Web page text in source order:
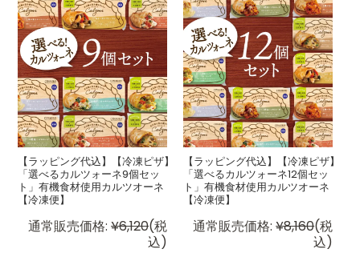
【ラッピング代込】【冷凍ピザ】
「選べるカルツォーネ9個セッ
ト」有機食材使用カルツオーネ
【冷凍便】
通常販売価格: ¥6,120(税
込)
【ラッピング代込】【冷凍ピザ】
「選べるカルツォーネ12個セッ
ト」有機食材使用カルツオーネ
【冷凍便】
通常販売価格: ¥8,160(税
込)